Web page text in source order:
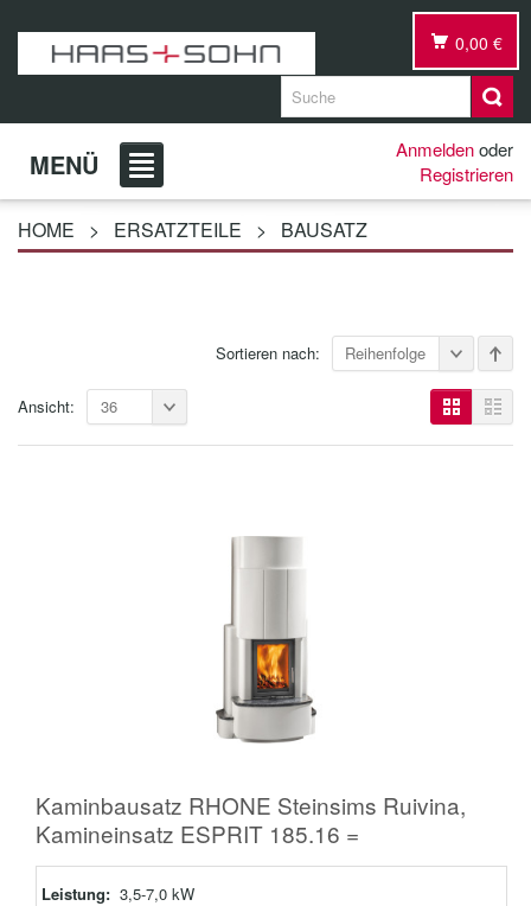
0,00 €
MENÜ Anmeldenoder
Registrieren
HOME > ERSATZTEILE > BAUSATZ
Sortieren nach: Reihenfolge
Ansicht: 36
Kaminbausatz RHONE Steinsims Ruivina,
Kamineinsatz ESPRIT 185.16 =
Leistung: 3,5-7,0 kW